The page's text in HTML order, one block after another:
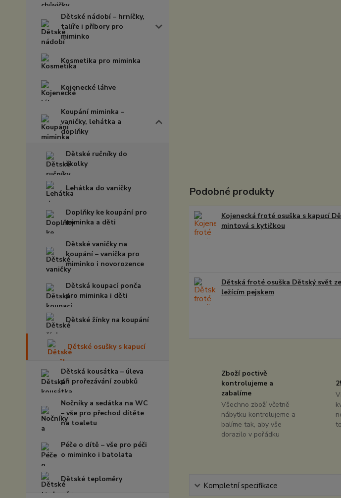
Dětské nádobí – hrníčky,
talíře i příbory pro
miminko
Kosmetika pro miminka
Kojenecké láhve
Koupání miminka –
vaničky, lehátka a
doplňky
Dětské ručníky do
školky
Lehátka do vaničky
Doplňky ke koupání pro
miminka a děti
Dětské vaničky na
koupání – vanička pro
miminko i novorozence
Dětská koupací ponča
pro miminka i děti
Dětské žínky na koupání
Dětské osušky s kapucí
Dětská kousátka – úleva
při prořezávání zoubků
Nočníky a sedátka na WC
– vše pro přechod dítěte
na toaletu
Péče o dítě – vše pro péči
o miminko i batolata
Dětské teploměry
Podobné produkty
Kojenecká froté osuška s kapucí
mintová s kytičkou
Dětská froté osuška Dětský svět
ležícím pejskem
Zboží poctivě
kontrolujeme a
zabalíme
Všechno zboží včetně
nábytku kontrolujeme a
balíme tak, aby vše
dorazilo v pořádku
Kompletní specifikace